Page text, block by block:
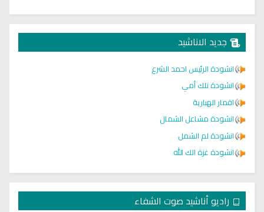
جديد الاناشيد
انشودة الرئيس احمد الشرع
انشودة تلك أمي
اقمار الهبارية
انشودة مشاعل الشمال
انشودة لم الشمل
انشودة غزة الك الله
راديو أناشيد صوت الشفاء